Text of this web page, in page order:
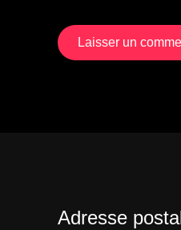
Adresse